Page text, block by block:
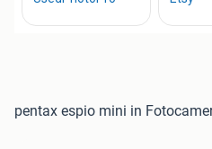
pentax espio mini in